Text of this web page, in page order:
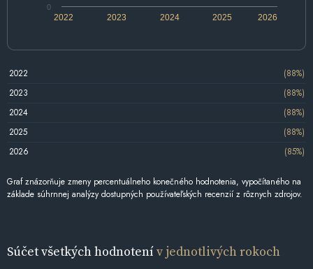
2022 2024 2026
2023 2025
0
2022
(88%)
2023
(88%)
2024
(88%)
2025
(88%)
2026
(85%)
Graf znázorňuje zmeny percentuálneho konečného hodnotenia, vypočítaného na
základe súhrnnej analýzy dostupných používateľských recenzií z rôznych zdrojov.
Súčet všetkých hodnotenív jednotlivých rokoch